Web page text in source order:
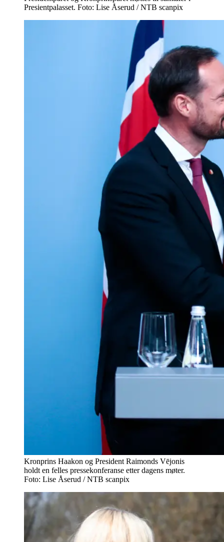
Presientpalasset. Foto: Lise Åserud / NTB scanpix
Kronprins Haakon og President Raimonds Vējonis
holdt en felles pressekonferanse etter dagens møter.
Foto: Lise Åserud / NTB scanpix